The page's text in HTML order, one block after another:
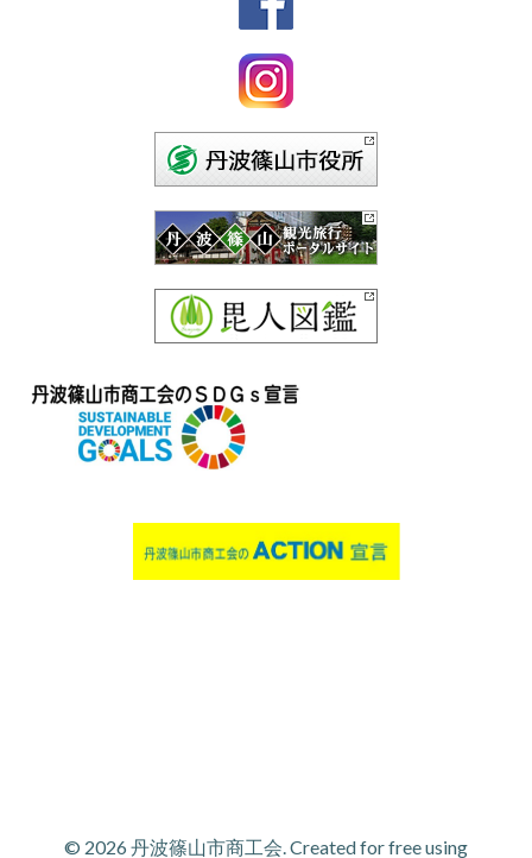
© 2026 丹波篠山市商工会. Created for free using